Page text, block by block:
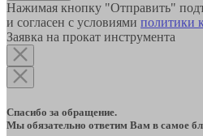
Нажимая кнопку "Отправить"
и согласен с условиями политики
Заявка на прокат инструмента
Спасибо за обращение.
Мы обязательно ответим Вам в самое